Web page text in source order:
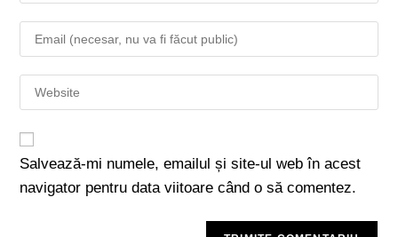
Salvează-mi numele, emailul și site-ul web în acest
navigator pentru data viitoare când o să comentez.